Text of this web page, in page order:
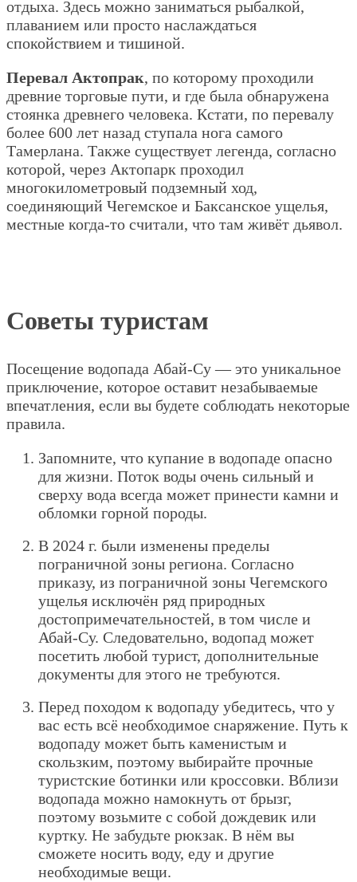
отдыха. Здесь можно заниматься рыбалкой,
плаванием или просто наслаждаться
спокойствием и тишиной.
Перевал Актопрак, по которому проходили
древние торговые пути, и где была обнаружена
стоянка древнего человека. Кстати, по перевалу
более 600 лет назад ступала нога самого
Тамерлана. Также существует легенда, согласно
которой, через Актопарк проходил
многокилометровый подземный ход,
соединяющий Чегемское и Баксанское ущелья,
местные когда-то считали, что там живёт дьявол.
Советы туристам
Посещение водопада Абай-Су — это уникальное
приключение, которое оставит незабываемые
впечатления, если вы будете соблюдать некоторые
правила.
Запомните, что купание в водопаде опасно
для жизни. Поток воды очень сильный и
сверху вода всегда может принести камни и
обломки горной породы.
В 2024 г. были изменены пределы
пограничной зоны региона. Согласно
приказу, из пограничной зоны Чегемского
ущелья исключён ряд природных
достопримечательностей, в том числе и
Абай-Су. Следовательно, водопад может
посетить любой турист, дополнительные
документы для этого не требуются.
Перед походом к водопаду убедитесь, что у
вас есть всё необходимое снаряжение. Путь к
водопаду может быть каменистым и
скользким, поэтому выбирайте прочные
туристские ботинки или кроссовки. Вблизи
водопада можно намокнуть от брызг,
поэтому возьмите с собой дождевик или
куртку. Не забудьте рюкзак. В нём вы
сможете носить воду, еду и другие
необходимые вещи.